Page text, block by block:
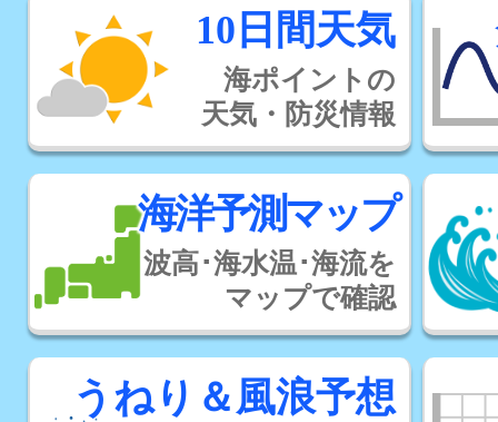
10日間天気
海ポイントの
天気・防災情報
海洋予測マップ
波高･海水温･海流を
マップで確認
うねり＆風浪予想